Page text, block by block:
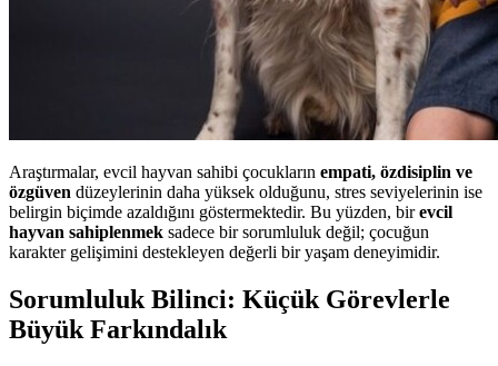
Araştırmalar, evcil hayvan sahibi çocukların empati, özdisiplin ve
özgüven düzeylerinin daha yüksek olduğunu, stres seviyelerinin ise
belirgin biçimde azaldığını göstermektedir. Bu yüzden, birevcil
hayvan sahiplenmek sadece bir sorumluluk değil; çocuğun
karakter gelişimini destekleyen değerli bir yaşam deneyimidir.
Sorumluluk Bilinci: Küçük Görevlerle
Büyük Farkındalık